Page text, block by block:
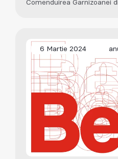
Comenduirea Garnizoanei
6 Martie 2024